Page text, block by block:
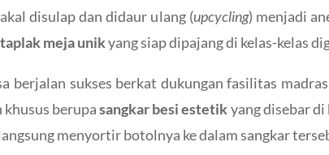
disulap dan didaur ulang (upcycling) menjadi
taplak meja unikyang siap dipajang di kelas-kelas
berjalan sukses berkat dukungan fasilitas
khusus berupasangkar besi estetikyang disebar
menyortir botolnya ke dalam sangkar